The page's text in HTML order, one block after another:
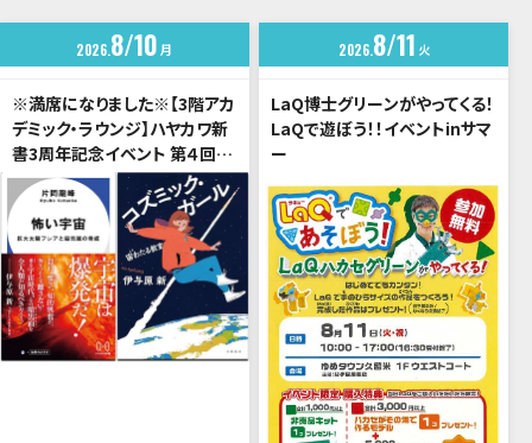
2026 8 10 月
※満席になりました※【3階アカ
デミック・ラウンジ】ハヤカワ新
書3周年記念イベント 第４回
「宇宙は希望か、暗黒か？」片岡
龍峰 × 伊与原新
20268 11 火
LaQ博士グリーンがやってくる！
LaQで遊ぼう！！イベントinサマ
ー